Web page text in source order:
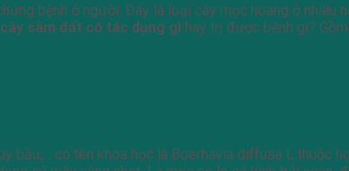
bệnh ở người. Đây là loại cây mọc hoang ở nhiều
cây sâm đất có tác dụng gì hay trị được bệnh gì?
bầu,… có tên khoa học là Boerhavia diffusa L thuộc